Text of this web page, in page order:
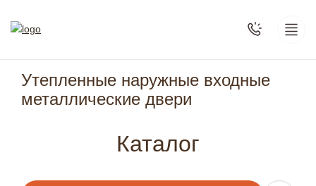
Утепленные наружные входные
металлические двери
Каталог